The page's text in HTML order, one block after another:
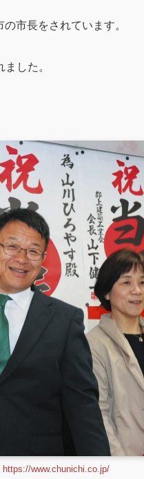
市長をされています。
した。
https://www.chunichi.co.jp/